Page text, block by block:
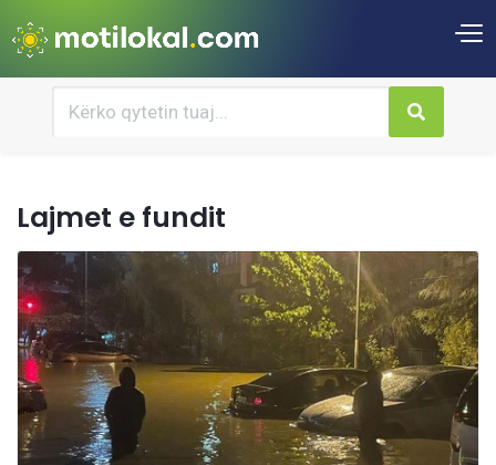
Lajmet e fundit